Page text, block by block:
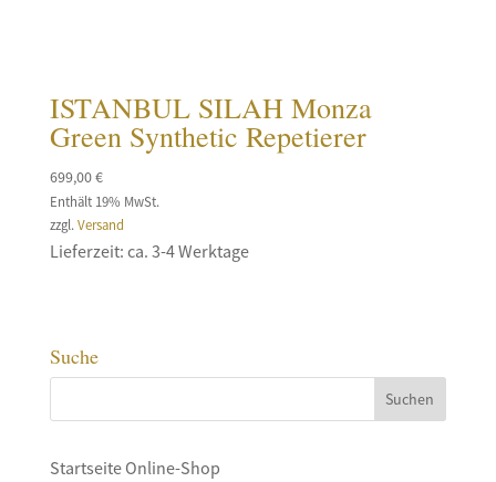
ISTANBUL SILAH Monza
Green Synthetic Repetierer
699,00€
Enthält 19% MwSt.
zzgl. Versand
Lieferzeit: ca. 3-4 Werktage
Suche
Startseite Online-Shop